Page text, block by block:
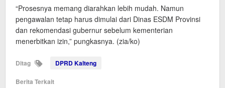
“Prosesnya memang diarahkan lebih mudah. Namun
pengawalan tetap harus dimulai dari Dinas ESDM Provinsi
dan rekomendasi gubernur sebelum kementerian
menerbitkan izin,” pungkasnya. (zia/ko)
Ditag DPRD Kalteng
Berita Terkait